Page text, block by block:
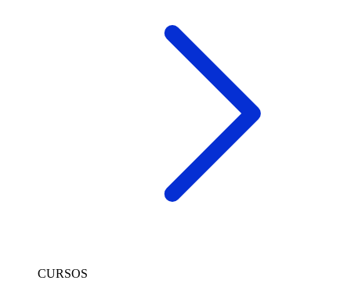
CURSOS